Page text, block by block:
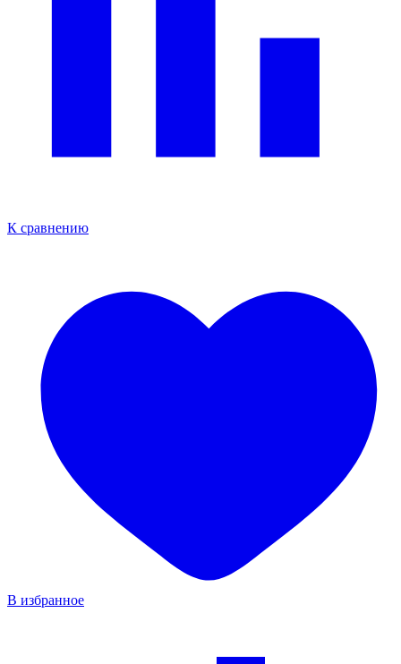
К сравнению
В избранное